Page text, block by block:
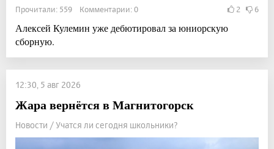
Прочитали: 559 Комментарии: 0 2 6
Алексей Кулемин уже дебютировал за юниорскую
сборную.
12:30, 5 авг 2026
Жара вернётся в Магнитогорск
Новости / Учатся ли сегодня школьники?